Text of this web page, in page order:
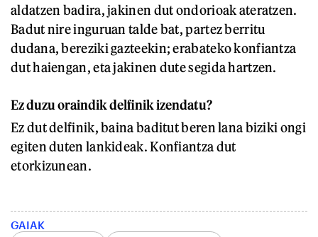
aldatzen badira, jakinen dut ondorioak ateratzen.
Badut nire inguruan talde bat, partez berritu
dudana, bereziki gazteekin; erabateko konfiantza
dut haiengan, eta jakinen dute segida hartzen.
Ez duzu oraindik delfinik izendatu?
Ez dut delfinik, baina baditut beren lana biziki ongi
egiten duten lankideak. Konfiantza dut
etorkizunean.
GAIAK